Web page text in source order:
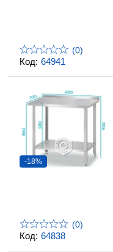
Код: 64941
(0)
Код: 64838
-18%
(0)